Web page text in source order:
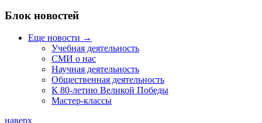
Блок новостей
Еще новости →
Учебная деятельность
СМИ о нас
Научная деятельность
Общественная деятельность
К 80-летию Великой Победы
Мастер-классы
наверх